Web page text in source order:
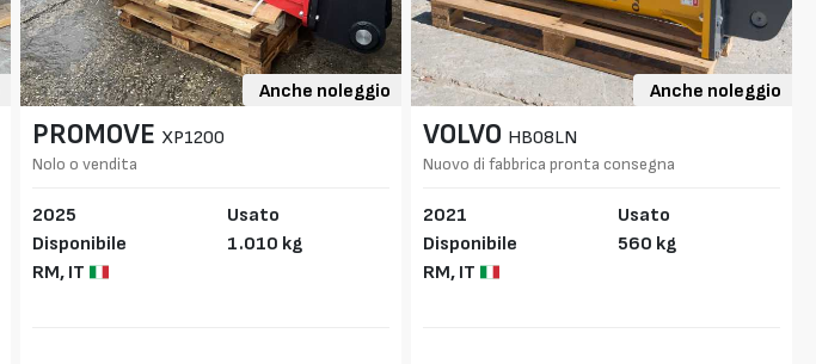
Anche noleggio
PROMOVE XP1200
Nolo o vendita
2025
Disponibile
RM, IT
Usato
1.010 kg
Anche noleggio
VOLVO HB08LN
Nuovo di fabbrica pronta consegna
2021
Disponibile
RM, IT
Usato
560 kg